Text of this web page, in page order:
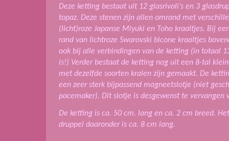
Deze ketting bestaat uit 12 glasrivoli’s en 3
topaz. Deze stenen zijn allen omrand met
(licht)roze Japanse Miyuki en Toho kraaltjes. Bij
rand van lichtroze Swarovski bicone kraaltjes
ook bij alle verbindingen van de ketting (in totaal
is!) Verder bestaat de ketting nog uit een 8-tal
met dezelfde soorten kralen zijn gemaakt. De
een zeer sterk bijpassend magneetslotje (niet
pacemaker). Dit slotje is desgewenst te vervangen
De ketting is ca. 50 cm. lang en ca. 2 cm breed.
druppel daaronder is ca. 8 cm lang.